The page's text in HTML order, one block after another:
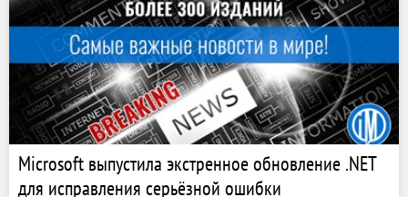
Microsoft выпустила экстренное обновление .NET
для исправления серьёзной ошибки